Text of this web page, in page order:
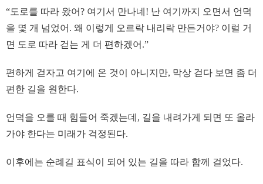
“도로를 따라 왔어? 여기서 만나네! 난 여기까지 오면서 언덕
을 몇 개 넘었어. 왜 이렇게 오르락 내리락 만든거야? 이럴 거
면 도로 따라 걷는 게 더 편하겠어.”
편하게 걷자고 여기에 온 것이 아니지만, 막상 걷다 보면 좀 더
편한 길을 원한다.
언덕을 오를 때 힘들어 죽겠는데, 길을 내려가게 되면 또 올라
가야 한다는 미래가 걱정된다.
이후에는 순례길 표식이 되어 있는 길을 따라 함께 걸었다.